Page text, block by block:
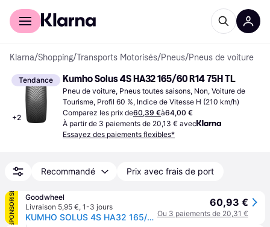
Acheter avec Klarna
Klarna/Shopping/Transports Motorisés/Pneus/Pneus de voiture
Tendance
+2
Kumho Solus 4S HA32 165/60 R14 75H TL
Pneu de voiture, Pneus toutes saisons, Non, Voiture de
Tourisme, Profil 60 %, Indice de Vitesse H (210 km/h)
Comparez les prix de60,39 €à64,00 €
À partir de 3 paiements de 20,13 € avec
Essayez des paiements flexibles*
Recommandé Prix avec frais de port
SPONSORISÉ
Goodwheel
Livraison 5,95 €, 1-3 jours
KUMHO SOLUS 4S HA32 165/60R14 75H
60,93 €
Ou 3 paiements de 20,31 €